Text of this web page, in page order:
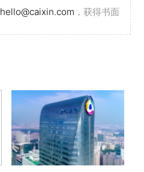
hello@caixin.com ，获得书面